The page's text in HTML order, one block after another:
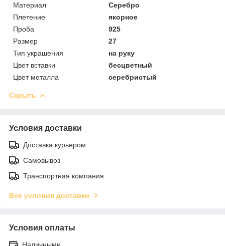
Материал
Серебро
Плетение
якорное
Проба
925
Размер
27
Тип украшения
на руку
Цвет вставки
бесцветный
Цвет металла
серебристый
Скрыть
Условия доставки
Доставка курьером
Самовывоз
Транспортная компания
Все условия доставки
Условия оплаты
Наличными